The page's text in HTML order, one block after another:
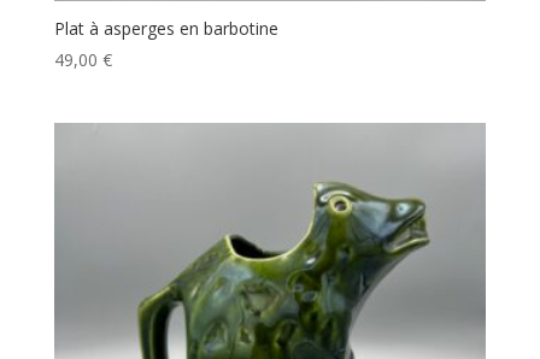
Plat à asperges en barbotine
49,00 €